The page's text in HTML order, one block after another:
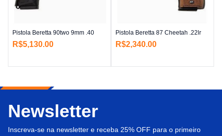
Pistola Beretta 90two 9mm .40
R$5,130.00
Pistola Beretta 87 Cheetah .22lr
R$2,340.00
Newsletter
Inscreva-se na newsletter e receba 25% OFF para o primeiro